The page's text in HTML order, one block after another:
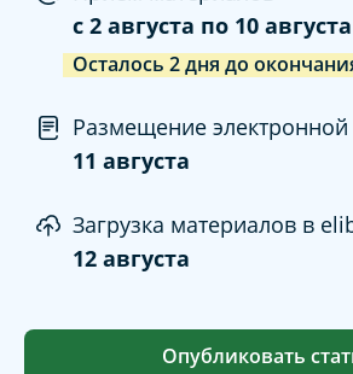
c 2 августа по 10 августа
Осталось 2дня до
Размещение электронной
11 августа
Загрузка материалов в
12 августа
Опубликовать